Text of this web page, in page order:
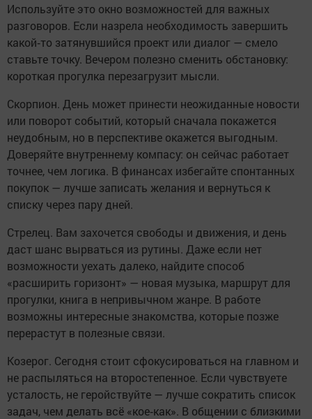
Используйте это окно возможностей для важных
разговоров. Если назрела необходимость завершить
какой‑то затянувшийся проект или диалог — смело
ставьте точку. Вечером полезно сменить обстановку:
короткая прогулка перезагрузит мысли.
Скорпион. День может принести неожиданные новости
или поворот событий, который сначала покажется
неудобным, но в перспективе окажется выгодным.
Доверяйте внутреннему компасу: он сейчас работает
точнее, чем логика. В финансах избегайте спонтанных
покупок — лучше записать желания и вернуться к
списку через пару дней.
Стрелец. Вам захочется свободы и движения, и день
даст шанс вырваться из рутины. Даже если нет
возможности уехать далеко, найдите способ
«расширить горизонт» — новая музыка, маршрут для
прогулки, книга в непривычном жанре. В работе
возможны интересные знакомства, которые позже
перерастут в полезные связи.
Козерог. Сегодня стоит сфокусироваться на главном и
не распыляться на второстепенное. Если чувствуете
усталость, не геройствуйте — лучше сократить список
задач, чем делать всё «кое‑как». В общении с близкими